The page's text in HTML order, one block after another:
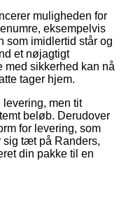
muligheden for
eksempelvis
som imidlertid står og
et nøjagtigt
med sikkerhed kan nå
tager hjem.
levering, men tit
beløb. Derudover
for levering, som
sig tæt på Randers,
din pakke til en